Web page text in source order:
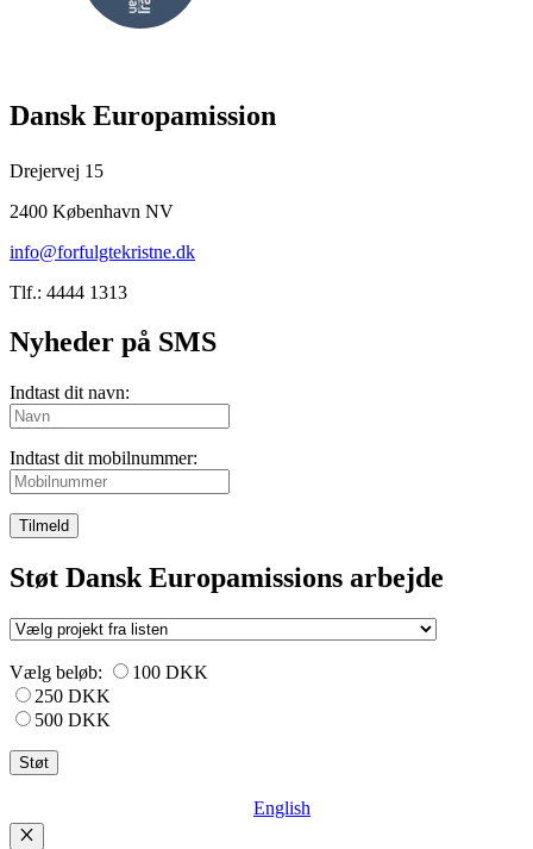
Dansk Europamission
Drejervej 15
2400 København NV
info@forfulgtekristne.dk
Tlf.: 4444 1313
Nyheder på SMS
Indtast dit navn:
Indtast dit mobilnummer:
Tilmeld
Støt Dansk Europamissions arbejde
Vælg beløb:
100 DKK
250 DKK
500 DKK
English